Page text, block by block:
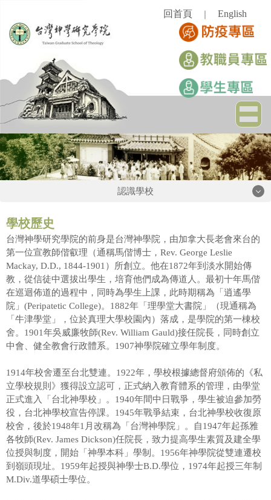
主
區
回首頁 English
認識學校
學校簡史
辦校理念
辦學績效
學校之美
概覽(學生手冊)
學校院訊
嶺頭之聲
交通資訊
學校歷史
台灣神學研究學院的前身是台灣神學院，由加拿大長老會來台的
第一位宣教師偕叡理（通稱馬偕博士，Rev. George Leslie
Mackay, D.D., 1844-1901）所創立。他在1872年到淡水開始傳
教，從信徒中選拔出學生，培育他們成為傳道人。最初十年馬偕
在巡迴佈道的過程中，同時為學生上課，此時期稱為「逍遙學
院」(Peripatetic College)。1882年「理學堂大書院」（現通稱為
「牛津學堂」，位於真理大學校園內）落成，是學院的第一棟校
舍。1901年吳威廉牧師(Rev. William Gauld)接任院長，同時創立
中會、健全教會行政體系。1907神學院確立學年制度。
1914年校舍遷至台北雙連。1922年，學校根據總督府頒佈的《私
立學校規則》獲得設立認可，正式納入教育體系的管理，由學堂
正式進入「台北神學校」。1940年間中日戰爭，學生被迫參加勞
役，台北神學校宣告停課。1945年戰爭結束，台北神學校收復原
校舍，後於1948年1月改稱為「台灣神學院」。自1947年起孫雅
各牧師(Rev. James Dickson)任院長，致力提高學生素質及建全學
位授與制度，開始「神學本科」學制。1956年神學院從雙連遷校
到嶺頭現址。1959年起授與神學士B.D.學位，1974年起授三年制
M.Div.道學碩士學位。